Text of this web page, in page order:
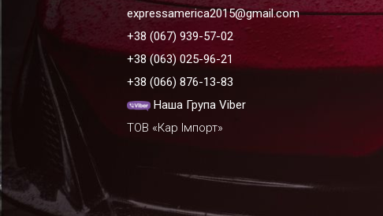
expressamerica2015@gmail.com
+38 (067) 939-57-02
+38 (063) 025-96-21
+38 (066) 876-13-83
Наша Група Viber
ТОВ «Кар Імпорт»